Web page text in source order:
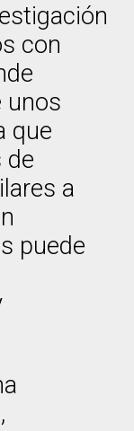
con
unos
que
de
a
puede